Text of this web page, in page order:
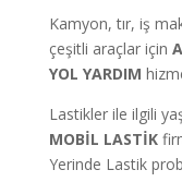
Kamyon, tır, iş
çeşitli araçlar için
YOL YARDIM
Lastikler ile ilgili
MOBİL LASTİK
Yerinde Lastik